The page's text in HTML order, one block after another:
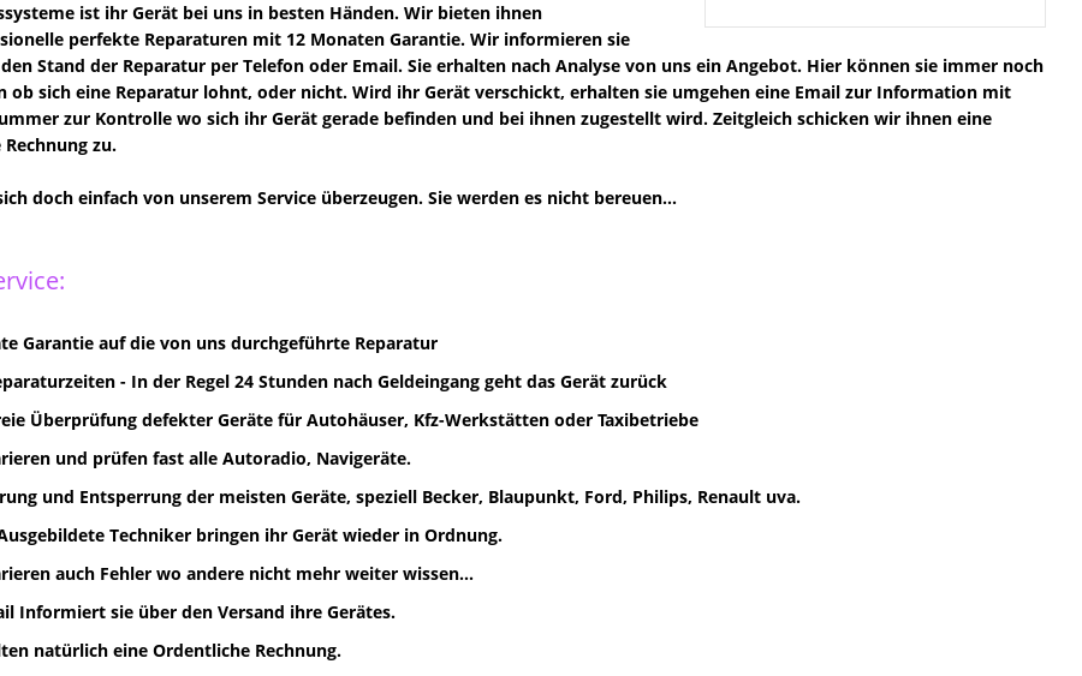
ist ihr Gerät bei uns in besten Händen. Wir bieten ihnen
perfekte Reparaturen mit 12 Monaten Garantie. Wir informieren sie
Stand der Reparatur per Telefon oder Email. Sie erhalten nach Analyse von uns ein Angebot. Hier können sie immer noch
ob sich eine Reparatur lohnt, oder nicht. Wird ihr Gerät verschickt, erhalten sie umgehen eine Email zur Information mit
zur Kontrolle wo sich ihr Gerät gerade befinden und bei ihnen zugestellt wird. Zeitgleich schicken wir ihnen eine
zu.
doch einfach von unserem Service überzeugen. Sie werden es nicht bereuen...
Garantie auf die von uns durchgeführte Reparatur
- In der Regel 24 Stunden nach Geldeingang geht das Gerät zurück
Überprüfung defekter Geräte für Autohäuser, Kfz-Werkstätten oder Taxibetriebe
und prüfen fast alle Autoradio, Navigeräte.
und Entsperrung der meisten Geräte, speziell Becker, Blaupunkt, Ford, Philips, Renault uva.
Techniker bringen ihr Gerät wieder in Ordnung.
auch Fehler wo andere nicht mehr weiter wissen...
Informiert sie über den Versand ihre Gerätes.
natürlich eine Ordentliche Rechnung.